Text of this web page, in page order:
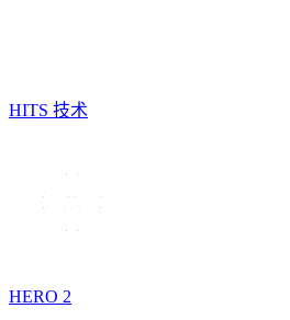
HITS 技术
HERO 2